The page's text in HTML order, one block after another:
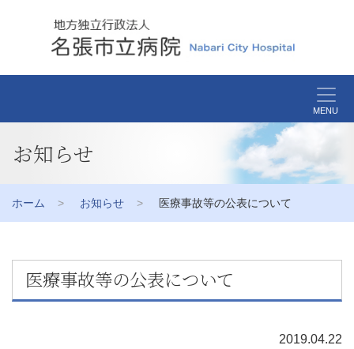
MENU
お知らせ
ホーム お知らせ 医療事故等の公表について
医療事故等の公表について
2019.04.22